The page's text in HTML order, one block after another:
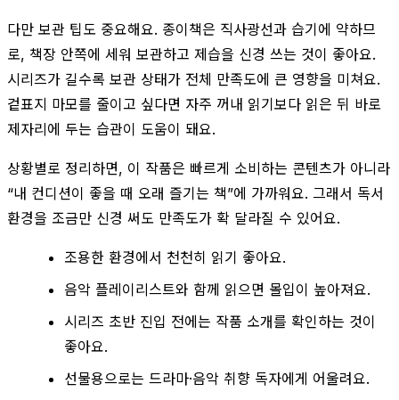
다만 보관 팁도 중요해요. 종이책은 직사광선과 습기에 약하므
로, 책장 안쪽에 세워 보관하고 제습을 신경 쓰는 것이 좋아요.
시리즈가 길수록 보관 상태가 전체 만족도에 큰 영향을 미쳐요.
겉표지 마모를 줄이고 싶다면 자주 꺼내 읽기보다 읽은 뒤 바로
제자리에 두는 습관이 도움이 돼요.
상황별로 정리하면, 이 작품은 빠르게 소비하는 콘텐츠가 아니라
“내 컨디션이 좋을 때 오래 즐기는 책”에 가까워요. 그래서 독서
환경을 조금만 신경 써도 만족도가 확 달라질 수 있어요.
조용한 환경에서 천천히 읽기 좋아요.
음악 플레이리스트와 함께 읽으면 몰입이 높아져요.
시리즈 초반 진입 전에는 작품 소개를 확인하는 것이
좋아요.
선물용으로는 드라마·음악 취향 독자에게 어울려요.